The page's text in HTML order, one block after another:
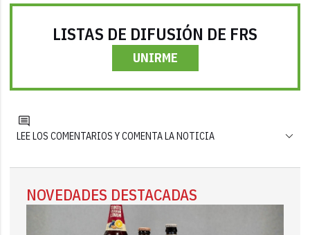
LISTAS DE DIFUSIÓN DE FRS
UNIRME
LEE LOS COMENTARIOS Y COMENTA LA NOTICIA
NOVEDADES DESTACADAS